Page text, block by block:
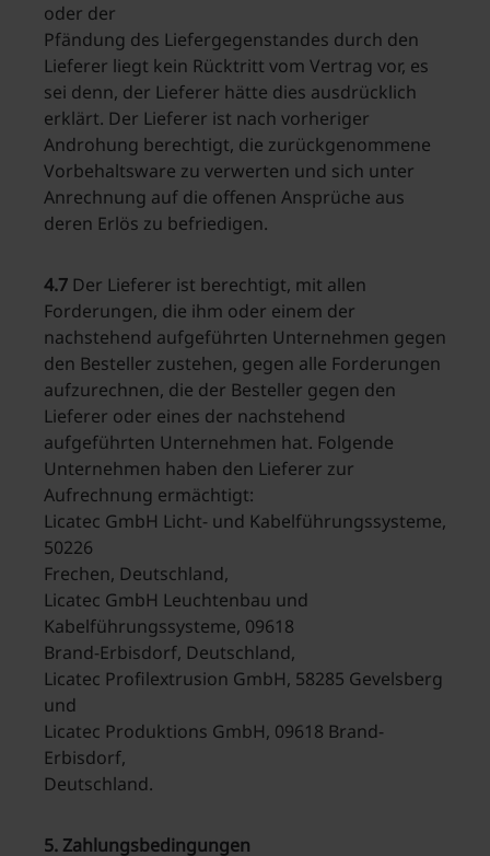
oder der
Pfändung des Liefergegenstandes durch den
Lieferer liegt kein Rücktritt vom Vertrag vor, es
sei denn, der Lieferer hätte dies ausdrücklich
erklärt. Der Lieferer ist nach vorheriger
Androhung berechtigt, die zurückgenommene
Vorbehaltsware zu verwerten und sich unter
Anrechnung auf die offenen Ansprüche aus
deren Erlös zu befriedigen.
4.7 Der Lieferer ist berechtigt, mit allen
Forderungen, die ihm oder einem der
nachstehend aufgeführten Unternehmen gegen
den Besteller zustehen, gegen alle Forderungen
aufzurechnen, die der Besteller gegen den
Lieferer oder eines der nachstehend
aufgeführten Unternehmen hat. Folgende
Unternehmen haben den Lieferer zur
Aufrechnung ermächtigt:
Licatec GmbH Licht- und Kabelführungssysteme,
50226
Frechen, Deutschland,
Licatec GmbH Leuchtenbau und
Kabelführungssysteme, 09618
Brand-Erbisdorf, Deutschland,
Licatec Profilextrusion GmbH, 58285 Gevelsberg
und
Licatec Produktions GmbH, 09618 Brand-
Erbisdorf,
Deutschland.
5. Zahlungsbedingungen